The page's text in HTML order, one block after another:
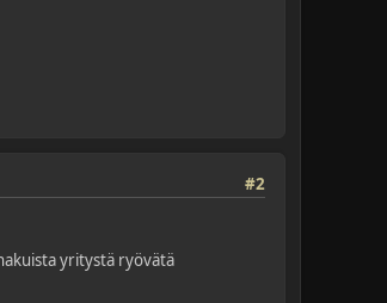
#2
yritystä ryövätä